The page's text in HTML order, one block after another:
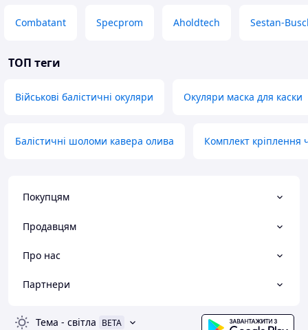
Combatant Specprom Aholdtech Sestan-
ТОП теги
Військові балістичні окуляри Окуляри маска для каски
Балістичні шоломи кавера олива Комплект
Покупцям
Продавцям
Про нас
Партнери
Тема - світла BETA